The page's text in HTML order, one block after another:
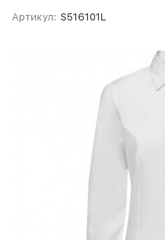
Артикул: S516101L